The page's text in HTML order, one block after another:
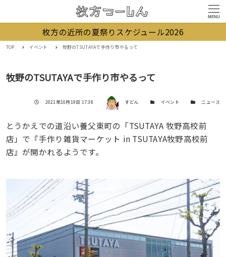
MENU
枚方の近所の夏祭りスケジュール2026
TOP イベント 牧野のTSUTAYAで手作り市やるって
牧野のTSUTAYAで手作り市やるって
投稿日
2021年10月19日 17:38 著者 すどん カテゴリー
イベント カテゴリー
ニュース
とうかえでの道沿い養父東町の「TSUTAYA 牧野高校前
店」で『手作り雑貨マーケット in TSUTAYA牧野高校前
店』が開かれるようです。